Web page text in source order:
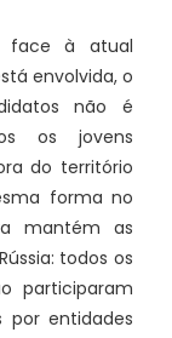
face à atual
envolvida, o
não é
os jovens
do território
forma no
mantém as
todos os
participaram
por entidades